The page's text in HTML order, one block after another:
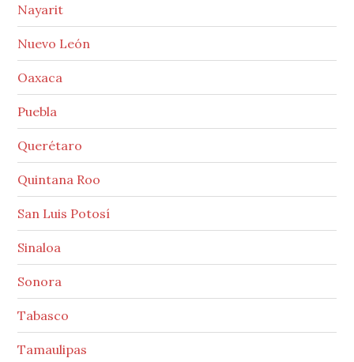
Nayarit
Nuevo León
Oaxaca
Puebla
Querétaro
Quintana Roo
San Luis Potosí
Sinaloa
Sonora
Tabasco
Tamaulipas